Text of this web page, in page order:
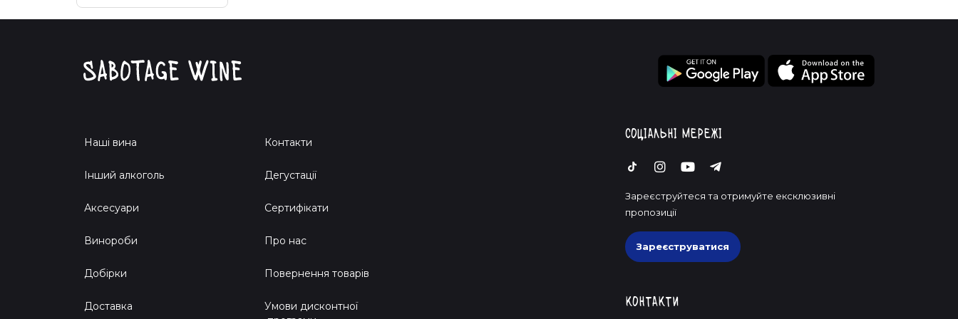
Наші вина
Інший алкоголь
Аксесуари
Винороби
Добірки
Доставка
Контакти
Дегустації
Сертифікати
Про нас
Повернення товарів
Умови дисконтної
Соціальні мережі
Зареєструйтеся та отримуйте ексклюзивні
пропозиції
Зареєструватися
Контакти